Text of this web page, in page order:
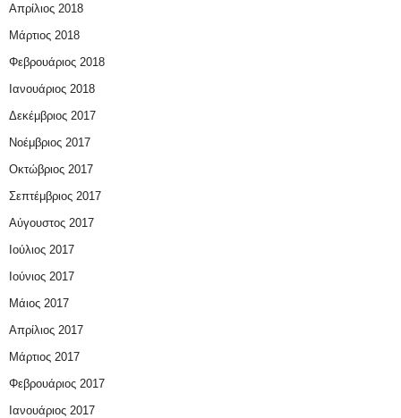
Απρίλιος 2018
Μάρτιος 2018
Φεβρουάριος 2018
Ιανουάριος 2018
Δεκέμβριος 2017
Νοέμβριος 2017
Οκτώβριος 2017
Σεπτέμβριος 2017
Αύγουστος 2017
Ιούλιος 2017
Ιούνιος 2017
Μάιος 2017
Απρίλιος 2017
Μάρτιος 2017
Φεβρουάριος 2017
Ιανουάριος 2017